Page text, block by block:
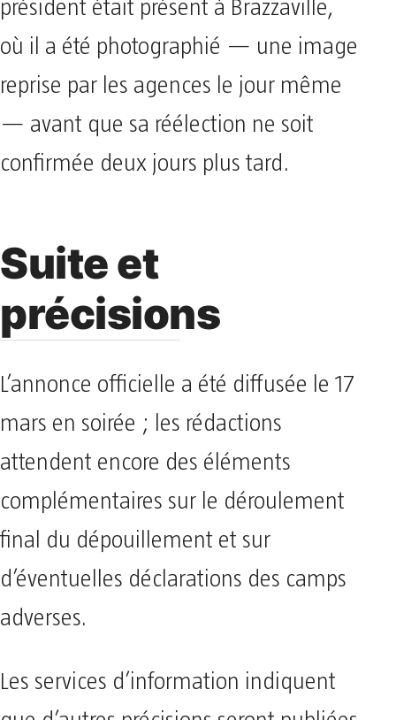
président était présent à Brazzaville,
où il a été photographié — une image
reprise par les agences le jour même
— avant que sa réélection ne soit
confirmée deux jours plus tard.
Suite et
précisions
L’annonce officielle a été diffusée le 17
mars en soirée ; les rédactions
attendent encore des éléments
complémentaires sur le déroulement
final du dépouillement et sur
d’éventuelles déclarations des camps
adverses.
Les services d’information indiquent